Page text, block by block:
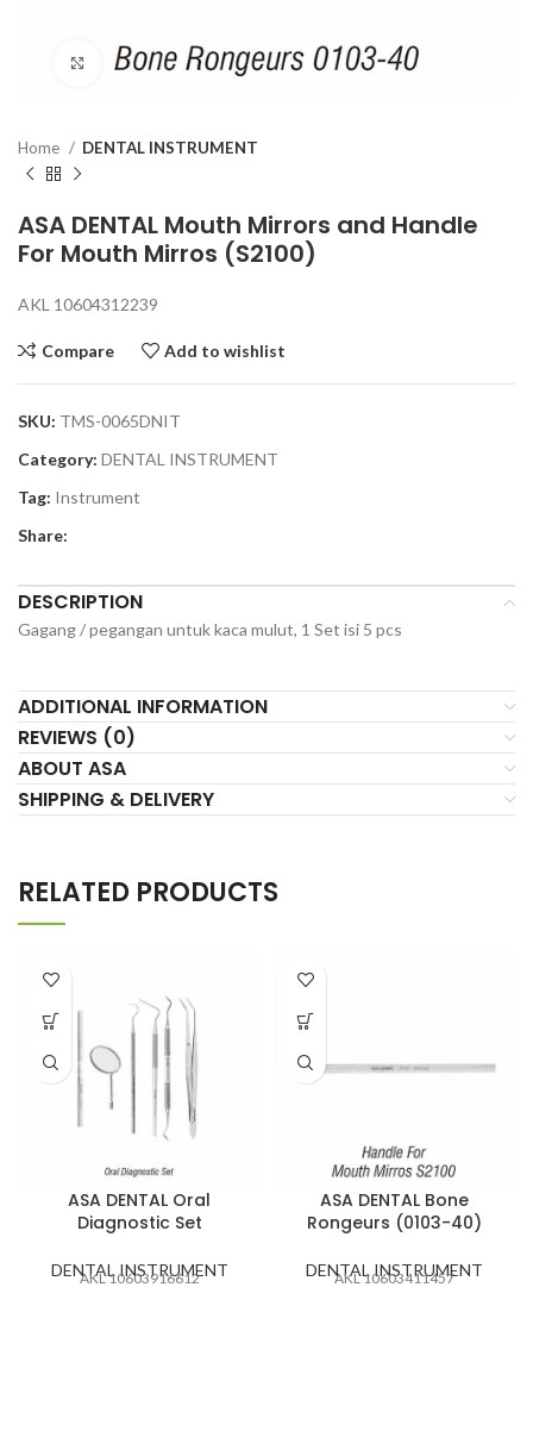
Click to enlarge
Home DENTAL INSTRUMENT
ASA DENTAL Mouth Mirrors and Handle
For Mouth Mirros (S2100)
AKL 10604312239
Compare Add to wishlist
SKU: TMS-0065DNIT
Category: DENTAL INSTRUMENT
Tag: Instrument
Share:
DESCRIPTION
Gagang / pegangan untuk kaca mulut, 1 Set isi 5 pcs
ADDITIONAL INFORMATION
REVIEWS (0)
ABOUT ASA
SHIPPING & DELIVERY
RELATED PRODUCTS
ASA DENTAL Oral
Diagnostic Set
DENTAL INSTRUMENT
AKL 10603916612
ASA DENTAL Bone
Rongeurs (0103-40)
DENTAL INSTRUMENT
AKL 10603411457